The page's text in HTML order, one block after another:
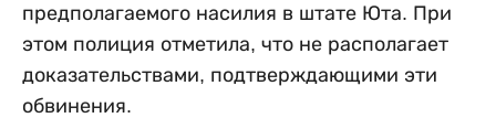
предполагаемого насилия в штате Юта. При
этом полиция отметила, что не располагает
доказательствами, подтверждающими эти
обвинения.